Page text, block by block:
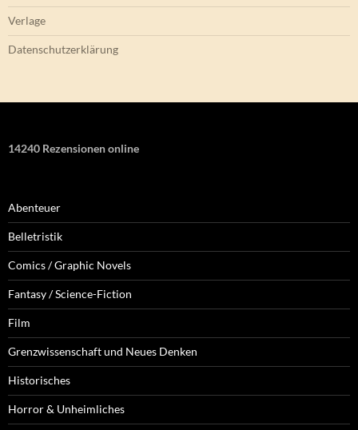
Verlage
Datenschutzerklärung
14240 Rezensionen online
Abenteuer
Belletristik
Comics / Graphic Novels
Fantasy / Science-Fiction
Film
Grenzwissenschaft und Neues Denken
Historisches
Horror & Unheimliches